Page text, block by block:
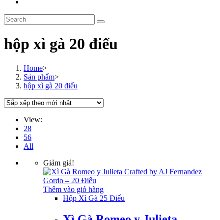
search
Search
this
hộp xì gà 20 điếu
Home>
Sản phẩm>
hộp xì gà 20 điếu
View:
28
56
All
Giảm giá!
Thêm vào giỏ hàng
Hộp Xì Gà 25 Điếu